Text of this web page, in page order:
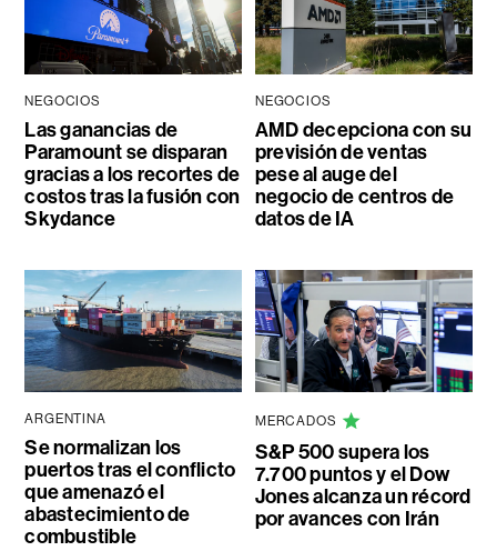
NEGOCIOS
Las ganancias de
Paramount se disparan
gracias a los recortes de
costos tras la fusión con
Skydance
NEGOCIOS
AMD decepciona con su
previsión de ventas
pese al auge del
negocio de centros de
datos de IA
ARGENTINA
Se normalizan los
puertos tras el conflicto
que amenazó el
abastecimiento de
combustible
MERCADOS
S&P 500 supera los
7.700 puntos y el Dow
Jones alcanza un récord
por avances con Irán